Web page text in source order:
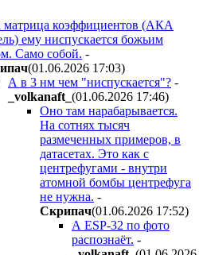
матрица коэффициентов (АКА
ему ниспускается божьим
Само собой. -
(01.06.2026 17:03)
А в 3 нм чем "ниспускается"? -
_volkanaft_ (01.06.2026 17:46)
Оно там нарабарывается.
На сотнях тысяч
размеченных примеров, в
датасетах. Это как с
центрефугами - внутри
атомной бомбы центрефуга
не нужна. -
Cкpипaч(01.06.2026 17:52)
А ESP-32 по фото
распознаёт. -